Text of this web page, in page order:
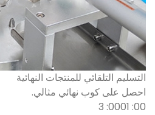
التسليم التلقائي للمنتجات النهائية
احصل على كوب نهائي مثالي.
00: 0001: 3